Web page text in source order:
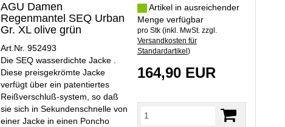
AGU Damen
Regenmantel SEQ Urban
Gr. XL olive grün
Art.Nr. 952493
Die SEQ wasserdichte Jacke .
Diese preisgekrömte Jacke
verfügt über ein patentiertes
Reißverschluß-system, so daß
sie sich in Sekundenschnelle von
einer Jacke in einen Poncho
Artikel in ausreichender
Menge verfügbar
pro Stk (inkl. MwSt. zzgl.
Versandkosten für
Standardartikel )
164,90 EUR